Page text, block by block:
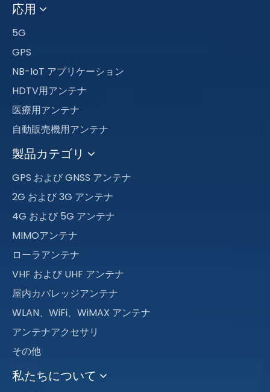
応用
5G
GPS
NB-IoT アプリケーション
HDTV用アンテナ
医療用アンテナ
自動販売機用アンテナ
製品カテゴリ
GPS および GNSS アンテナ
2G および 3G アンテナ
4G および 5G アンテナ
MIMOアンテナ
ローラアンテナ
VHF および UHF アンテナ
屋内カバレッジアンテナ
WLAN、WiFi、WiMAX アンテナ
アンテナアクセサリ
その他
私たちについて